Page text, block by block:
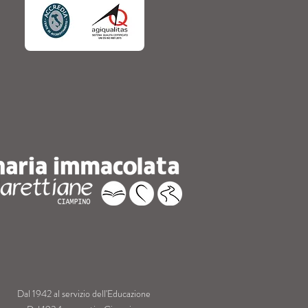
Dal 1942 al servizio dell'Educazione